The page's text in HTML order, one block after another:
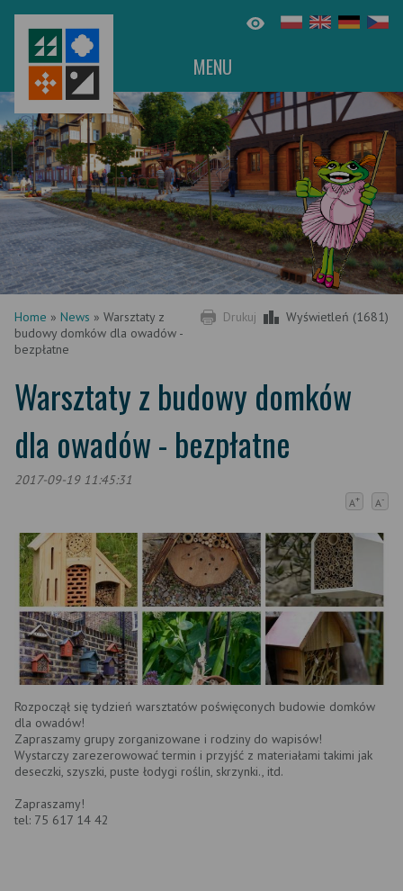
MENU
Drukuj Wyświetleń (1681)
Home » News » Warsztaty z
budowy domków dla owadów -
bezpłatne
Warsztaty z budowy domków
dla owadów - bezpłatne
2017-09-19 11:45:31
A+ A-
Rozpoczął się tydzień warsztatów poświęconych budowie domków
dla owadów!
Zapraszamy grupy zorganizowane i rodziny do wapisów!
Wystarczy zarezerowować termin i przyjść z materiałami takimi jak
deseczki, szyszki, puste łodygi roślin, skrzynki., itd.
Zapraszamy!
tel: 75 617 14 42